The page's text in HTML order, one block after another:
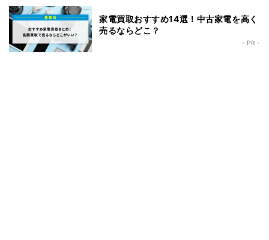
家電買取おすすめ14選！中古家電を高く
売るならどこ？
- PR -